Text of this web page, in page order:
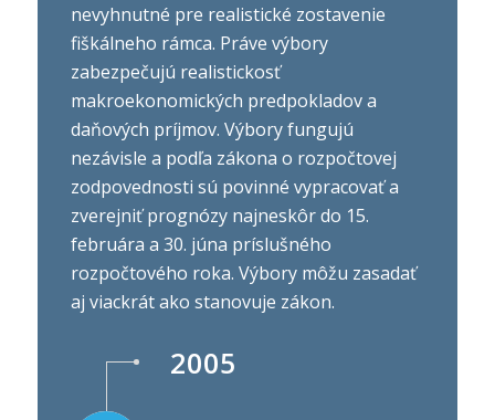
nevyhnutné pre realistické zostavenie
fiškálneho rámca. Práve výbory
zabezpečujú realistickosť
makroekonomických predpokladov a
daňových príjmov. Výbory fungujú
nezávisle a podľa zákona o rozpočtovej
zodpovednosti sú povinné vypracovať a
zverejniť prognózy najneskôr do 15.
februára a 30. júna príslušného
rozpočtového roka. Výbory môžu zasadať
aj viackrát ako stanovuje zákon.
2005